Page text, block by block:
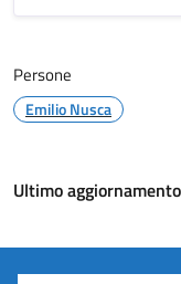
Persone
Emilio Nusca
Ultimo